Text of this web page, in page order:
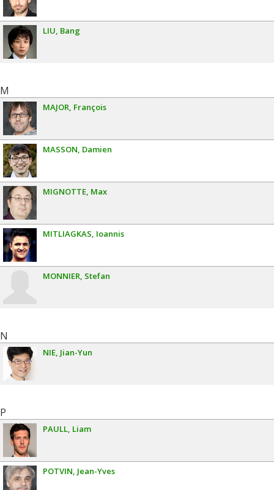
LIU Bang
M
MAJOR François
MASSON Damien
MIGNOTTE Max
MITLIAGKAS Ioannis
MONNIER Stefan
N
NIE Jian-Yun
P
PAULL Liam
POTVIN Jean-Yves